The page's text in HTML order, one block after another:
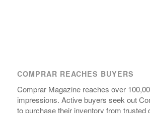
COMPRAR REACHES BUYERS
Comprar Magazine reaches over
impressions. Active buyers seek out
to purchase their inventory from trusted